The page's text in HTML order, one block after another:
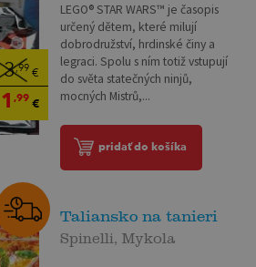
3,99 €
1 ,99 €
LEGO® STAR WARS™ je časopis
určený dětem, které milují
dobrodružství, hrdinské činy a
legraci. Spolu s ním totiž vstupují
do světa statečných ninjů,
mocných Mistrů,...
pridať do košíka
Taliansko na tanieri
Spinelli, Mykola